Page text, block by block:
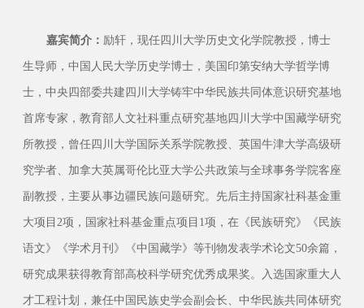
嘉宾简介： 励轩，现任四川大学历史文化学院教授，博士
生导师，中国人民大学历史学博士，美国印第安纳大学哲学博
士，中央四部委共建四川大学铸牢中华民族共同体意识研究基地
首席专家，教育部人文社科重点研究基地四川大学中国藏学研究
所教授，曾任四川大学国际关系学院教授、英国牛津大学高级研
究学者、加拿大英属哥伦比亚大学公共政策与全球事务学院客座
副教授，主要从事边疆民族问题研究。先后主持国家社科基金重
大项目 2项，国家社科基金重点项目 1项，在《民族研究》《民族
语文》《学术月刊》《中国藏学》等刊物发表学术论文50余篇，
研究成果获得教育部高校科学研究优秀成果奖。入选国家重大人
才工程计划，兼任中国民族史学会副会长、中华民族共同体研究